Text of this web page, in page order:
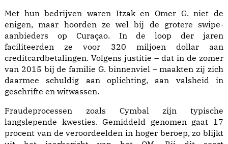
Met hun bedrijven waren Itzak en Omer G. niet de
enigen, maar hoorden ze wel bij de grotere swipe-
aanbieders op Curaçao. In de loop der jaren
faciliteerden ze voor 320 miljoen dollar aan
creditcardbetalingen. Volgens justitie – dat in de zomer
van 2015 bij de familie G. binnenviel – maakten zij zich
daarmee schuldig aan oplichting, aan valsheid in
geschrifte en witwassen.
Fraudeprocessen zoals Cymbal zijn typische
langslepende kwesties. Gemiddeld genomen gaat 17
procent van de veroordeelden in hoger beroep, zo blijkt